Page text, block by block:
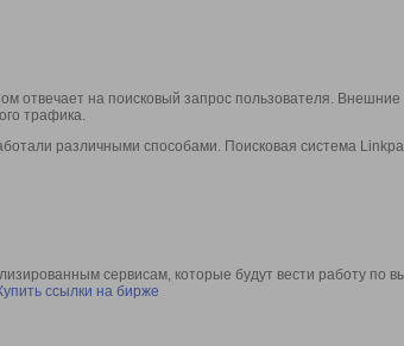
отвечает на поисковый запрос пользователя.
трафика.
различными способами. Поисковая система
сервисам, которые будут вести работу по
ссылки на бирже